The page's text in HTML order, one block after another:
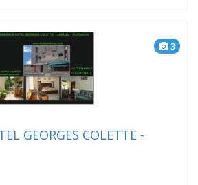
3
GEORGES COLETTE -